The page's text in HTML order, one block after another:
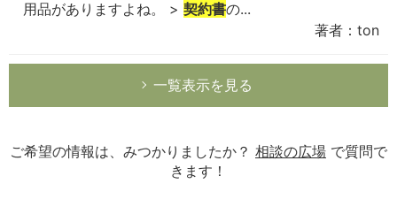
用品がありますよね。 > 契約書の...
著者：ton
一覧表示を見る
ご希望の情報は、みつかりましたか？ 相談の広場 で質問で
きます！